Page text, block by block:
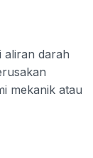
aliran darah
mekanik atau